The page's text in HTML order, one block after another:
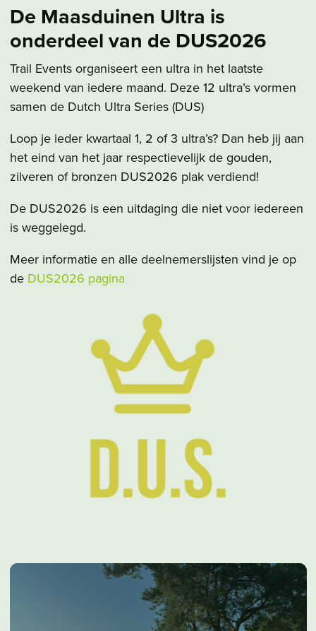
De Maasduinen Ultra is
onderdeel van de DUS2026
Trail Events organiseert een ultra in het laatste
weekend van iedere maand. Deze 12 ultra’s vormen
samen de Dutch Ultra Series (DUS)
Loop je ieder kwartaal 1, 2 of 3 ultra’s? Dan heb jij aan
het eind van het jaar respectievelijk de gouden,
zilveren of bronzen DUS2026 plak verdiend!
De DUS2026 is een uitdaging die niet voor iedereen
is weggelegd.
Meer informatie en alle deelnemerslijsten vind je op
de DUS2026 pagina